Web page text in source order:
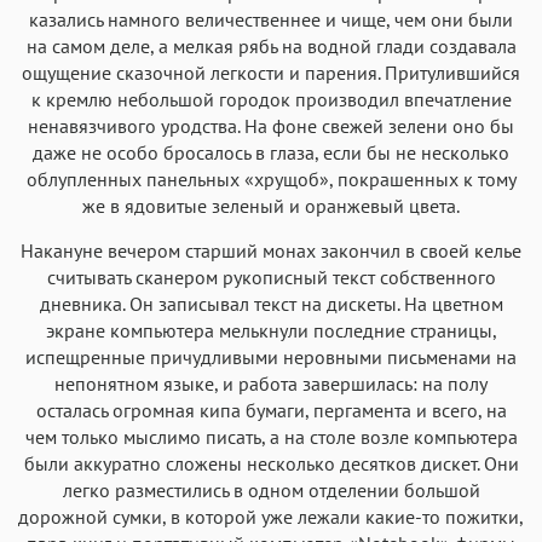
казались намного величественнее и чище, чем они были
на самом деле, а мелкая рябь на водной глади создавала
ощущение сказочной легкости и парения. Притулившийся
к кремлю небольшой городок производил впечатление
ненавязчивого уродства. На фоне свежей зелени оно бы
даже не особо бросалось в глаза, если бы не несколько
облупленных панельных «хрущоб», покрашенных к тому
же в ядовитые зеленый и оранжевый цвета.
Накануне вечером старший монах закончил в своей келье
считывать сканером рукописный текст собственного
дневника. Он записывал текст на дискеты. На цветном
экране компьютера мелькнули последние страницы,
испещренные причудливыми неровными письменами на
непонятном языке, и работа завершилась: на полу
осталась огромная кипа бумаги, пергамента и всего, на
чем только мыслимо писать, а на столе возле компьютера
были аккуратно сложены несколько десятков дискет. Они
легко разместились в одном отделении большой
дорожной сумки, в которой уже лежали какие-то пожитки,